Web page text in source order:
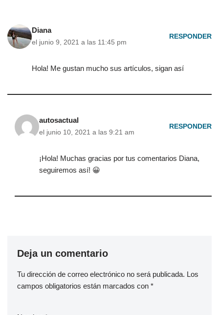
Diana
el junio 9, 2021 a las 11:45 pm
RESPONDER
Hola! Me gustan mucho sus artículos, sigan así
autosactual
el junio 10, 2021 a las 9:21 am
RESPONDER
¡Hola! Muchas gracias por tus comentarios Diana,
seguiremos así! 😀
Deja un comentario
Tu dirección de correo electrónico no será publicada. Los
campos obligatorios están marcados con *